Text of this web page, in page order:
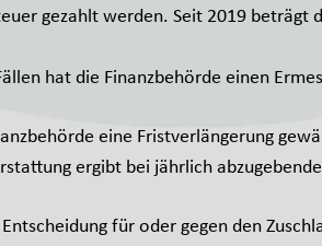
gezahlt werden. Seit 2019 beträgt
hat die Finanzbehörde einen
eine Fristverlängerung
ergibt bei jährlich
für oder gegen den